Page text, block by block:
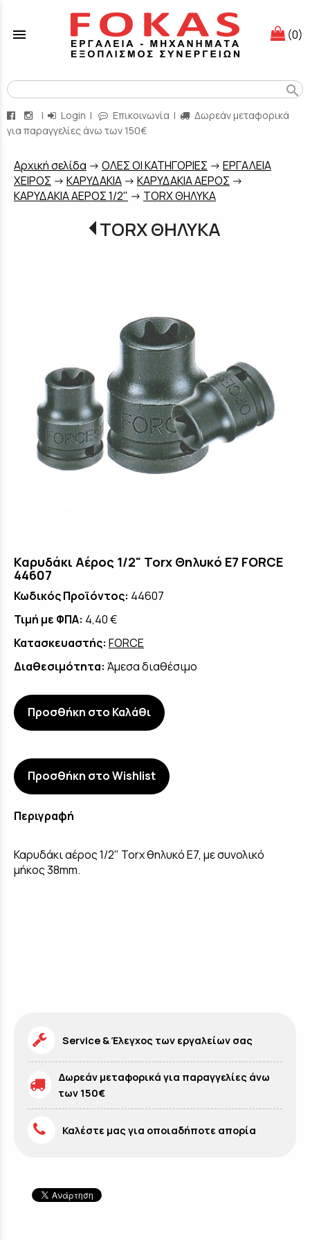
menu (0)
search
| Login | Επικοινωνία |
Δωρεάν μεταφορικά
για παραγγελίες άνω των 150€
Aρχική σελίδα -> ΟΛΕΣ ΟΙ ΚΑΤΗΓΟΡΙΕΣ -> ΕΡΓΑΛΕΙΑ
ΧΕΙΡΟΣ -> ΚΑΡΥΔΑΚΙΑ -> ΚΑΡΥΔΑΚΙΑ ΑΕΡΟΣ ->
ΚΑΡΥΔΑΚΙΑ ΑΕΡΟΣ 1/2" -> TORX ΘΗΛΥΚΑ
TORX ΘΗΛΥΚΑ
Καρυδάκι Αέρος 1/2" Torx Θηλυκό E7 FORCE
44607
Κωδικός Προϊόντος: 44607
Τιμή με ΦΠΑ: 4,40 €
Κατασκευαστής: FORCE
Διαθεσιμότητα: Άμεσα διαθέσιμο
Προσθήκη στο Καλάθι
Προσθήκη στο Wishlist
Περιγραφή
Καρυδάκι αέρος 1/2" Torx θηλυκό E7, με συνολικό
μήκος 38mm.
Service & Έλεγχος των εργαλείων σας
Δωρεάν μεταφορικά για παραγγελίες άνω
των 150€
Καλέστε μας για οποιαδήποτε απορία